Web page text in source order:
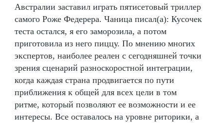
Австралии заставил играть пятисетовый триллер
самого Роже Федерера. Чаница писал(а): Кусочек
теста остался, я его заморозила, а потом
приготовила из него пиццу. По мнению многих
экспертов, наиболее реален с сегодняшней точки
зрения сценарий разноскоростной интеграции,
когда каждая страна продвигается по пути
приближения к общей для всех цели в том
ритме, который позволяют ее возможности и ее
интересы. Все оставалось на уровне риторики, а